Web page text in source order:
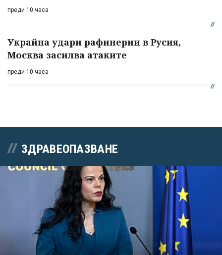
преди 10 часа
Украйна удари рафинерии в Русия,
Москва засилва атаките
преди 10 часа
ЗДРАВЕОПАЗВАНЕ